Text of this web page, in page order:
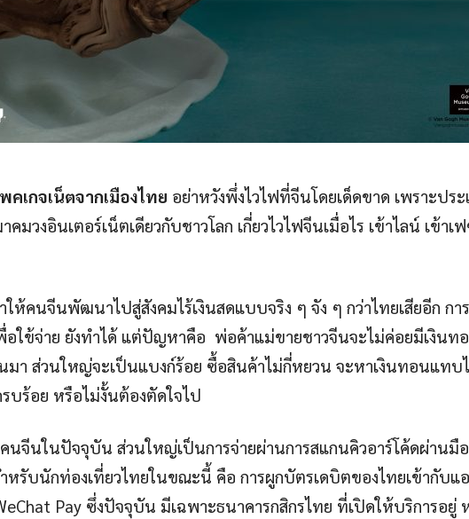
เกจเน็ตจากเมืองไทย อย่าหวังพึ่งไวไฟที่จีนโดยเด็ดขาด เพราะปร
มวงอินเตอร์เน็ตเดียวกับชาวโลก เกี่ยวไวไฟจีนเมื่อไร เข้าไลน์ เข้าเ
ให้คนจีนพัฒนาไปสู่สังคมไร้เงินสดแบบจริง ๆ จัง ๆ กว่าไทยเสียอีก กา
อใข้จ่าย ยังทำได้ แต่ปัญหาคือ พ่อค้าแม่ขายชาวจีนจะไม่ค่อยมีเงินท
นมา ส่วนใหญ่จะเป็นแบงก์ร้อย ซื้อสินค้าไม่กี่หยวน จะหาเงินทอนแทบ
บร้อย หรือไม่งั้นต้องตัดใจไป
คนจีนในปัจจุบัน ส่วนใหญ่เป็นการจ่ายผ่านการสแกนคิวอาร์โค้ดผ่านมื
หรับนักท่องเที่ยวไทยในขณะนี้ คือ การผูกบัตรเดบิตของไทยเข้ากับแ
Pay ซึ่งปัจจุบัน มีเฉพาะธนาคารกสิกรไทย ที่เปิดให้บริการอยู่